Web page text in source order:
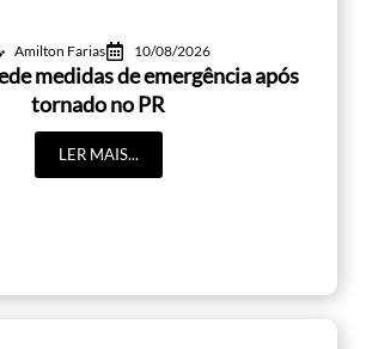
Amilton Farias 10/08/2026
medidas de emergência após
tornado no PR
LER MAIS...